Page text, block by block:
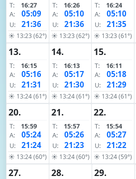
T:
16:27
A:
05:09
U: 21:36
☀ 13:23 (62°)
T:
16:26
A:
05:10
U: 21:36
☀ 13:23 (62°)
T:
16:24
A:
05:10
U: 21:35
☀ 13:23 (61°)
13.
T:
16:15
A:
05:16
U: 21:31
☀ 13:24 (61°)
14.
T:
16:13
A:
05:17
U: 21:30
☀ 13:24 (61°)
15.
T:
16:11
A:
05:18
U: 21:29
☀ 13:24 (61°)
20.
T:
15:59
A:
05:24
U: 21:24
☀ 13:24 (60°)
21.
T:
15:57
A:
05:26
U: 21:23
☀ 13:24 (60°)
22.
T:
15:54
A:
05:27
U: 21:22
☀ 13:24 (59°)
27. 28. 29.